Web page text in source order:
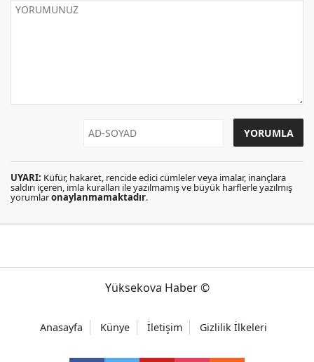
UYARI: Küfür, hakaret, rencide edici cümleler veya imalar, inançlara
saldırı içeren, imla kuralları ile yazılmamış ve büyük harflerle yazılmış
yorumlaronaylanmamaktadır.
Yüksekova Haber ©
Anasayfa Künye İletişim Gizlilik İlkeleri